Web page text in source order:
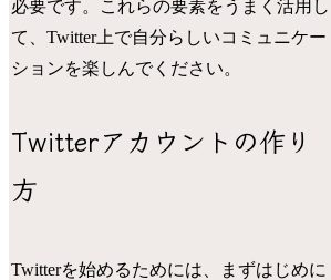
必要です。これらの要素をうまく活用し
て、Twitter上で自分らしいコミュニケー
ションを楽しんでください。
Twitterアカウントの作り
方
Twitterを始めるためには、まずはじめに